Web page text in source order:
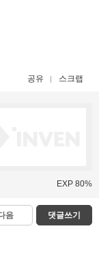
공유 스크랩
EXP 80%
음 댓글쓰기